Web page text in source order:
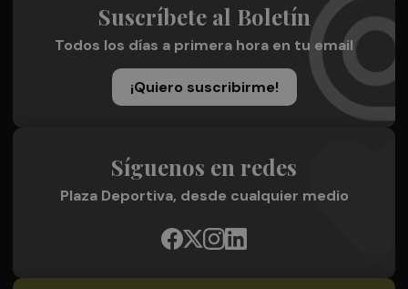
Suscríbete al Boletín
Todos los días a primera hora en tu email
¡Quiero suscribirme!
Síguenos en redes
Plaza Deportiva, desde cualquier medio